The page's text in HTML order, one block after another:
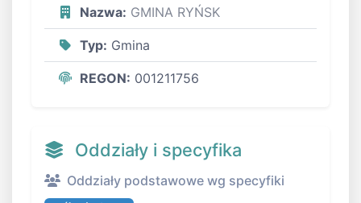
Nazwa: GMINA RYŃSK
Typ: Gmina
REGON: 001211756
Oddziały i specyfika
Oddziały podstawowe wg specyfiki